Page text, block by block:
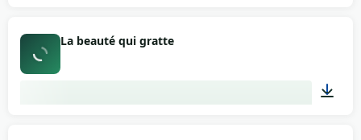
La beauté qui gratte